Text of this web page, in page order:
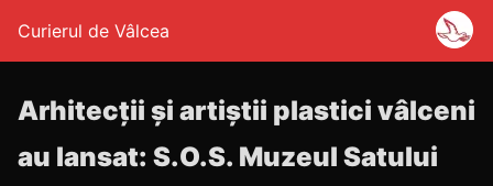
Curierul de Vâlcea
Arhitecţii şi artiştii plastici vâlceni
au lansat: S.O.S. Muzeul Satului